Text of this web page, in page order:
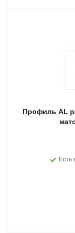
Профиль AL
Есть